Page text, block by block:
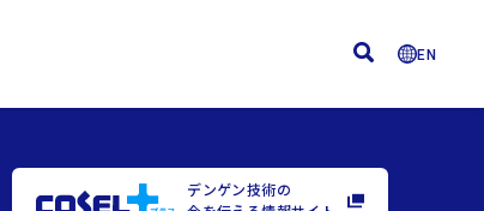
EN
デンゲン技術の